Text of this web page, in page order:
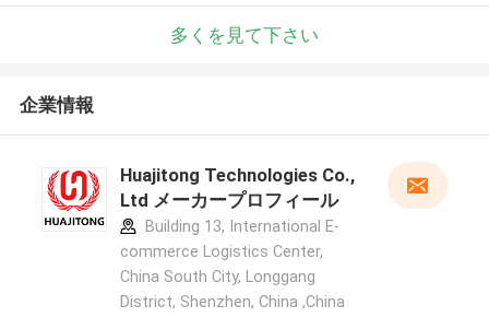
多くを見て下さい
企業情報
Huajitong Technologies Co.,
Ltd メーカープロフィール
Building 13, International E-
commerce Logistics Center,
China South City, Longgang
District, Shenzhen, China ,China